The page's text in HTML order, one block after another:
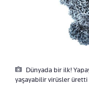
Dünyada bir ilk!
yaşayabilir virüsler üretti